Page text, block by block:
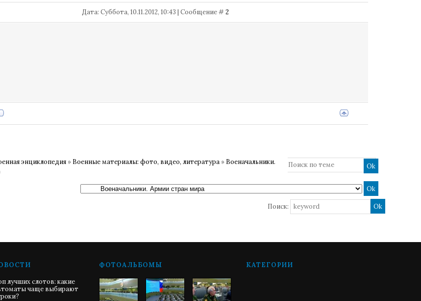
Дата: Суббота, 10.11.2012, 10:43 | Сообщение #2
энциклопедия » Военные материалы: фото, видео, литература » Военачальники.
Поиск:
лучших слотов: какие
чаще выбирают
ФОТОАЛЬБОМЫ КАТЕГОРИИ